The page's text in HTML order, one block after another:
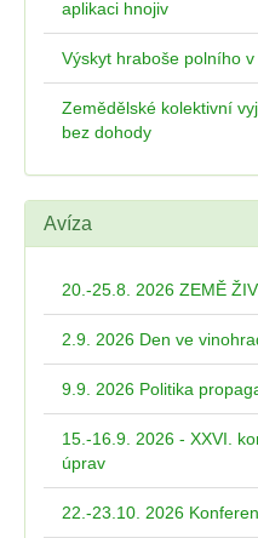
aplikaci hnojiv
Výskyt hraboše polního
Zemědělské kolektivní
bez dohody
Avíza
20.-25.8. 2026 ZEMĚ
2.9. 2026 Den ve
9.9. 2026 Politika
15.-16.9. 2026 - XXVI.
úprav
22.-23.10. 2026